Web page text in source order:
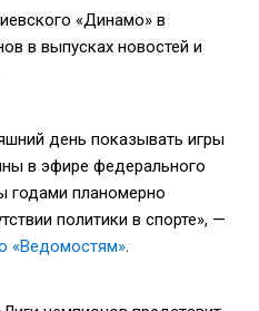
«Динамо» в
в выпусках новостей и
день показывать игры
в эфире федерального
годами планомерно
политики в спорте», —
«Ведомостям».